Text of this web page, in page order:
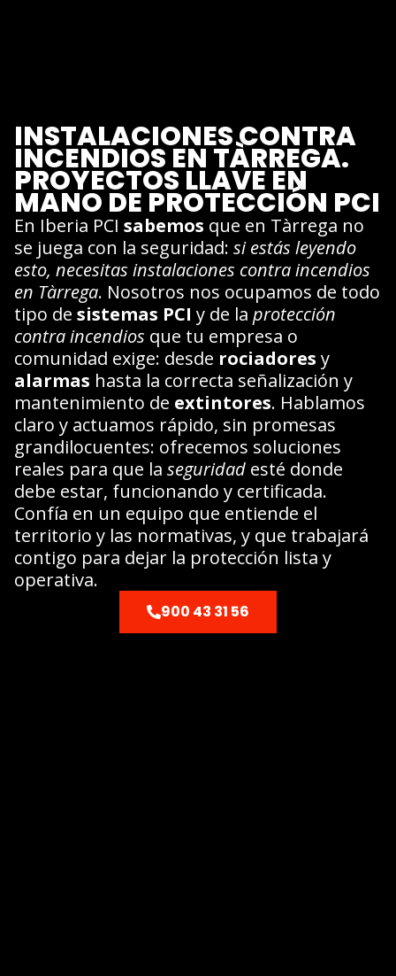
INSTALACIONES CONTRA
INCENDIOS EN TÀRREGA.
PROYECTOS LLAVE EN
MANO DE PROTECCIÓN PCI
En Iberia PCI sabemos que en Tàrrega no
se juega con la seguridad: si estás leyendo
esto, necesitas instalaciones contra incendios
en Tàrrega. Nosotros nos ocupamos de todo
tipo de sistemas PCI y de la protección
contra incendios que tu empresa o
comunidad exige: desde rociadores y
alarmas hasta la correcta señalización y
mantenimiento de extintores. Hablamos
claro y actuamos rápido, sin promesas
grandilocuentes: ofrecemos soluciones
reales para que la seguridadesté donde
debe estar, funcionando y certificada.
Confía en un equipo que entiende el
territorio y las normativas, y que trabajará
contigo para dejar la protección lista y
operativa.
900 43 31 56